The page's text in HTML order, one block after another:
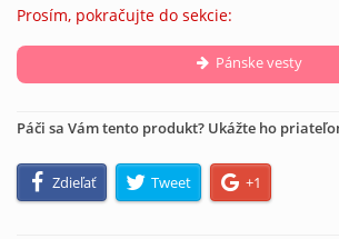
Prosím, pokračujte do sekcie:
Pánske vesty
Páči sa Vám tento produkt? Ukážte ho
Zdieľať Tweet +1